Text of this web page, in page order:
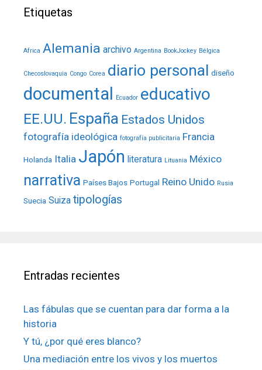
Etiquetas
Africa Alemania archivo Argentina BookJockey Bélgica
Checoslovaquia Congo Corea diario personal diseño
documental Ecuador educativo
EE.UU. España Estados Unidos
fotografía ideológica fotografía publicitaria Francia
Holanda Italia Japón literatura Lituania México
narrativa Países Bajos Portugal Reino Unido Rusia
Suecia Suiza tipologías
Entradas recientes
Las fábulas que se cuentan para dar forma a la
historia
Y tú, ¿por qué eres blanco?
Una mediación entre los vivos y los muertos